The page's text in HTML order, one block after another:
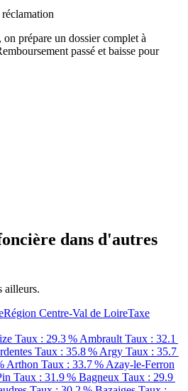
prépare un dossier complet à
passé et baisse pour
dans d'autres
ailleurs.
Région Centre-Val de LoireTaxe
Taux : 29.3 % Ambrault Taux : 32.1
Taux : 35.8 % Argy Taux : 35.7
Arthon Taux : 33.7 % Azay-le-Ferron
Taux : 31.9 % Bagneux Taux : 29.9